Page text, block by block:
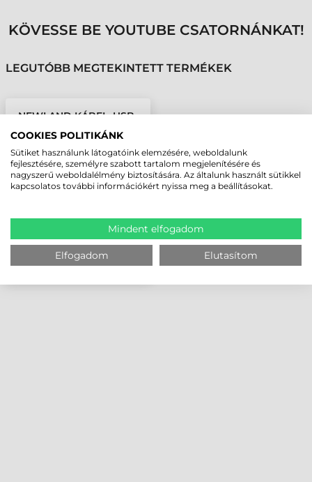
KÖVESSE BE YOUTUBE CSATORNÁNKAT!
LEGUTÓBB MEGTEKINTETT TERMÉKEK
NEWLAND KÁBEL, USB-
C, 1,8M, NVH220
COOKIES POLITIKÁNK
Sütiket használunk látogatóink elemzésére, weboldalunk
fejlesztésére, személyre szabott tartalom megjelenítésére és
nagyszerű weboldalélmény biztosítására. Az általunk használt sütikkel
kapcsolatos további információkért nyissa meg a beállításokat.
Mindent elfogadom
Elfogadom Elutasítom